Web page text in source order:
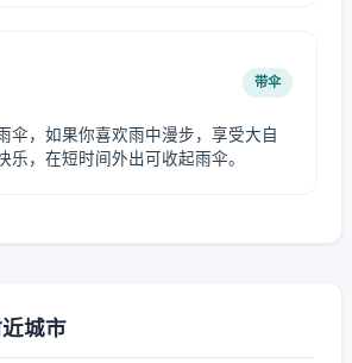
带伞
伞，如果你喜欢雨中漫步，享受大自
乐，在短时间外出可收起雨伞。
城市